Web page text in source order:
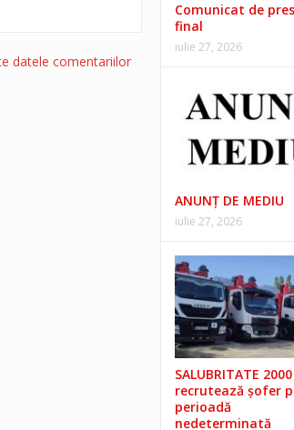
datele comentariilor
Comunicat de
final
iulie 27, 2026
ANUNŢ DE MEDIU
iulie 27, 2026
SALUBRITATE
recrutează șofer
perioadă
nedeterminată